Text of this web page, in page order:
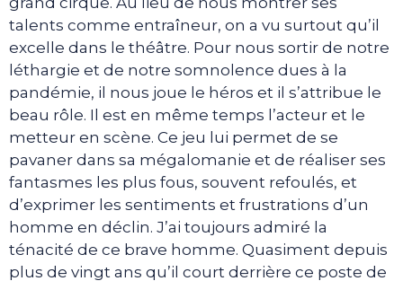
talents comme entraîneur, on a vu surtout qu’il
excelle dans le théâtre. Pour nous sortir de notre
léthargie et de notre somnolence dues à la
pandémie, il nous joue le héros et il s’attribue le
beau rôle. Il est en même temps l’acteur et le
metteur en scène. Ce jeu lui permet de se
pavaner dans sa mégalomanie et de réaliser ses
fantasmes les plus fous, souvent refoulés, et
d’exprimer les sentiments et frustrations d’un
homme en déclin. J’ai toujours admiré la
ténacité de ce brave homme. Quasiment depuis
plus de vingt ans qu’il court derrière ce poste de